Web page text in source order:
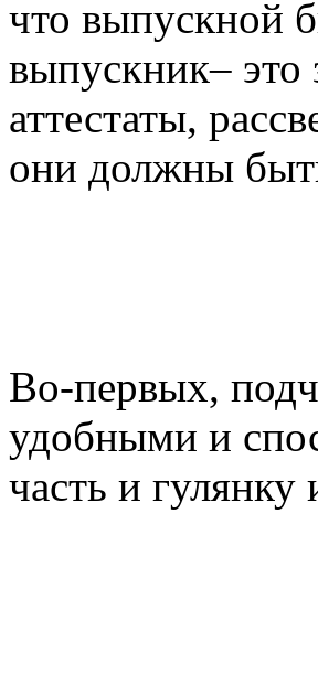
что выпускной
выпускник– это
аттестаты,
они должны
Во-первых,
удобными и
часть и